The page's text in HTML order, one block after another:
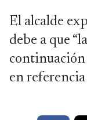
El alcalde
debe a que
continuación
en